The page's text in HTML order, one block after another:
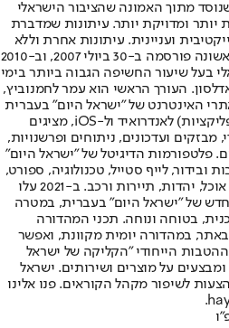
מתוך האמונה שהציבור הישראלי
יותר ומדויקת יותר. עיתונות שמדברת
ועניינית. עיתונות אחרת וללא
תשלום. המהדורה המודפסת הראשונה פורסמה ב-30 ביולי 2007, וב-2010
בעל שיעור החשיפה הגבוה ביותר בימי
העורך הראשי הוא עמר לחמנוביץ,
האינטרנט של "ישראל היום" בעברית
ובאנגלית, כמו כן היישומונים (אפליקציות) לאנדרואיד ול-iOS, מציגים
ועדכונים, ניתוחים ופרשנויות,
פלטפורמות הדיגיטל של "ישראל היום"
ובידור, לייף סטייל, טכנולוגיה, ספורט,
כלכלה וצרכנות, בריאות, חיילים, אוכל, יהדות, תיירות ורכב. ב-2021 עלו
של "ישראל היום" בעברית, במטרה
בטוחה ונוחה. תכני המהדורה
במהדורה יומית מקוונת, ואפשר
ההטבות הייחודי "הקליקה של ישראל
על מוצרים ושירותים. ישראל
לשיפור מקהל הקוראים. פנו אלינו